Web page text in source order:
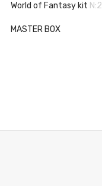
World of Fantasy kit N:2
MASTER BOX